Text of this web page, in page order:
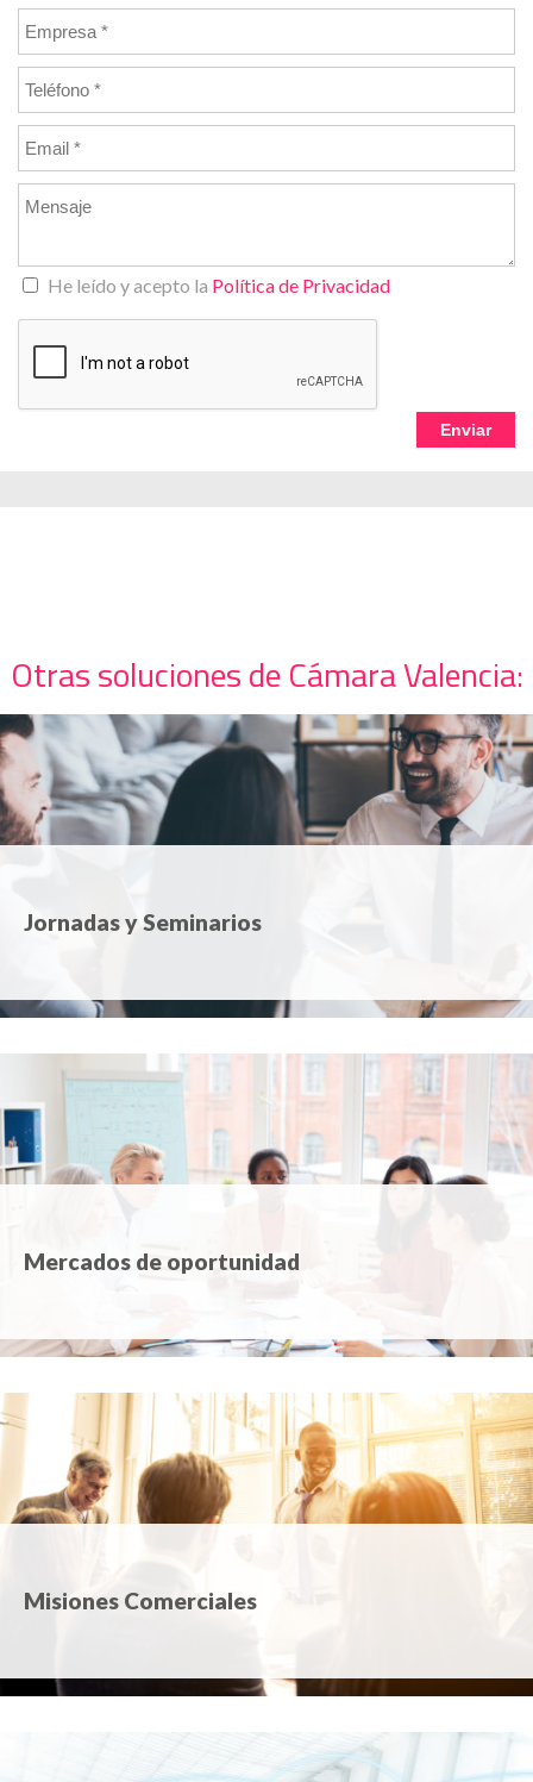
He leído y acepto la Política de Privacidad
Otras soluciones de Cámara Valencia:
Jornadas y Seminarios
Mercados de oportunidad
Misiones Comerciales